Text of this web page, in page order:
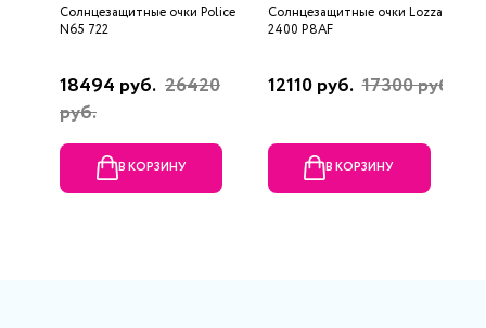
Солнцезащитные очки Police
N65 722
18494 руб. 26420
руб.
В КОРЗИНУ
Солнцезащитные очки Lozza
2400 P8AF
12110 руб. 17300 руб.
В КОРЗИНУ